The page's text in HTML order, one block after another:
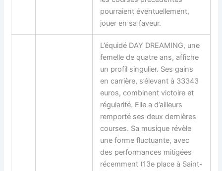
pourraient éventuellement,
jouer en sa faveur.
L’équidé DAY DREAMING, une
femelle de quatre ans, affiche
un profil singulier. Ses gains
en carrière, s’élevant à 33343
euros, combinent victoire et
régularité. Elle a d’ailleurs
remporté ses deux dernières
courses. Sa musique révèle
une forme fluctuante, avec
des performances mitigées
récemment (13e place à Saint-